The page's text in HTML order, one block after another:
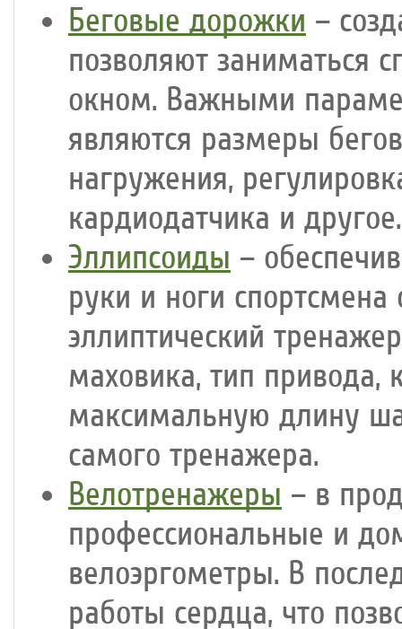
Беговые дорожки –
позволяют заниматься
окном. Важными
являются размеры
нагружения,
кардиодатчика и другое.
Эллипсоиды –
руки и ноги
эллиптический
маховика, тип привода,
максимальную длину
самого тренажера.
Велотренажеры – в
профессиональные и
велоэргометры. В
работы сердца, что